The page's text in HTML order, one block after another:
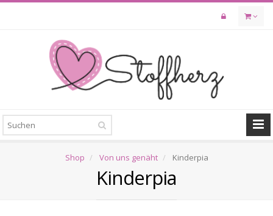
Skip
Shop Von uns genäht Kinderpia
Kinderpia